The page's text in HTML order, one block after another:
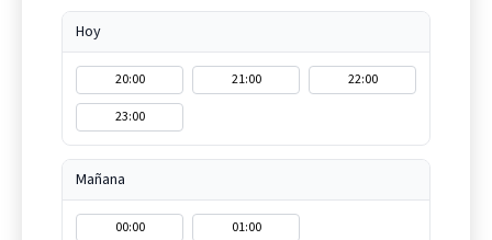
Hoy
20:00 21:00
22:00
23:00
Mañana
00:00 01:00